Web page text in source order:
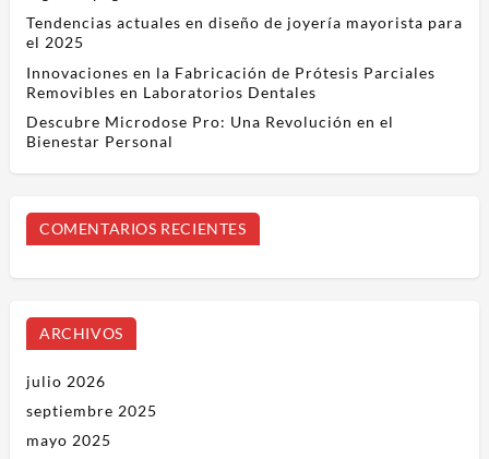
Tendencias actuales en diseño de joyería mayorista para
el 2025
Innovaciones en la Fabricación de Prótesis Parciales
Removibles en Laboratorios Dentales
Descubre Microdose Pro: Una Revolución en el
Bienestar Personal
COMENTARIOS RECIENTES
ARCHIVOS
julio 2026
septiembre 2025
mayo 2025